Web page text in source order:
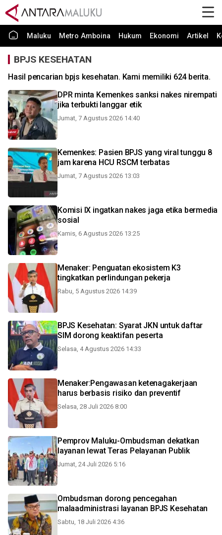
Maluku Metro Amboina Hukum Ekonomi Artikel
BPJS KESEHATAN
Hasil pencarian bpjs kesehatan. Kami memiliki 624 berita.
DPR minta Kemenkes sanksi nakes nirempati
jika terbukti langgar etik
Jumat, 7 Agustus 2026 14:40
Kemenkes: Pasien BPJS yang viral tunggu 8
jam karena HCU RSCM terbatas
Jumat, 7 Agustus 2026 13:03
Komisi IX ingatkan nakes jaga etika bermedia
sosial
Kamis, 6 Agustus 2026 13:25
Menaker: Penguatan ekosistem K3
tingkatkan perlindungan pekerja
Rabu, 5 Agustus 2026 14:39
BPJS Kesehatan: Syarat JKN untuk daftar
SIM dorong keaktifan peserta
Selasa, 4 Agustus 2026 14:33
Menaker:Pengawasan ketenagakerjaan
harus berbasis risiko dan preventif
Selasa, 28 Juli 2026 8:00
Pemprov Maluku-Ombudsman dekatkan
layanan lewat Teras Pelayanan Publik
Jumat, 24 Juli 2026 5:16
Ombudsman dorong pencegahan
malaadministrasi layanan BPJS Kesehatan
Sabtu, 18 Juli 2026 4:36